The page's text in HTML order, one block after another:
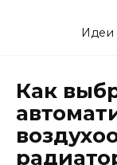
Идеи
Как